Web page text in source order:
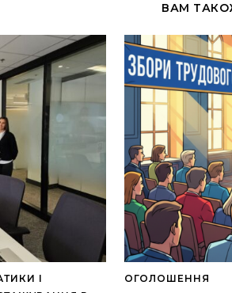
ВАМ
І
ОГОЛОШЕННЯ